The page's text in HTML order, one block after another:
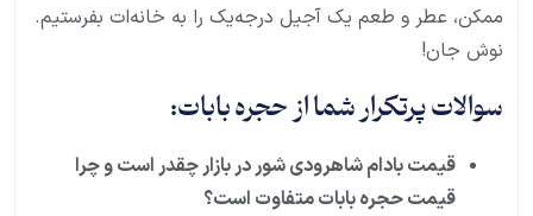
ممکن، عطر و طعم یک آجیل درجه‌یک را به خانه‌ات بفرستیم.
نوش جان!
سوالات پرتکرار شما از حجره بابات:
قیمت بادام شاهرودی شور در بازار چقدر است و چرا
قیمت حجره بابات متفاوت است؟